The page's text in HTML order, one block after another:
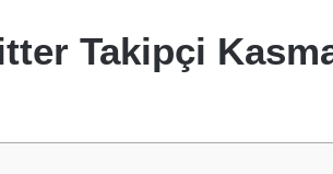
Takipçi